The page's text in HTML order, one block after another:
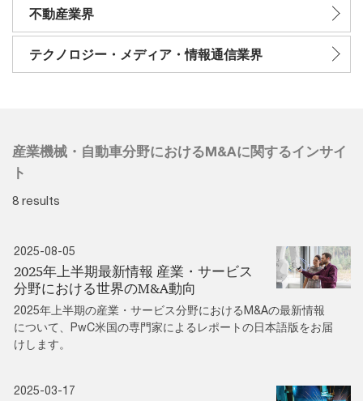
不動産業界
テクノロジー・メディア・情報通信業界
産業機械・自動車分野におけるM&Aに関するインサイ
ト
8 results
2025-08-05
2025年上半期最新情報 産業・サービス
分野における世界のM&A動向
2025年上半期の産業・サービス分野におけるM&Aの最新情報
について、PwC米国の専門家によるレポートの日本語版をお届
けします。
2025-03-17